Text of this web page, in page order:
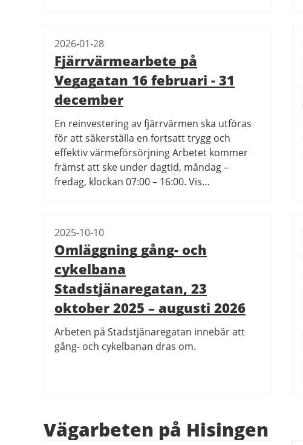
Fjärrvärmearbete på
Vegagatan 16 februari - 31
december
2026-01-28
En reinvestering av fjärrvärmen ska utföras
för att säkerställa en fortsatt trygg och
effektiv värmeförsörjning Arbetet kommer
främst att ske under dagtid, måndag –
fredag, klockan 07:00 – 16:00. Vis…
Omläggning gång- och
cykelbana
Stadstjänaregatan, 23
oktober 2025 – augusti 2026
2025-10-10
Arbeten på Stadstjänaregatan innebär att
gång- och cykelbanan dras om.
Vägarbeten på Hisingen